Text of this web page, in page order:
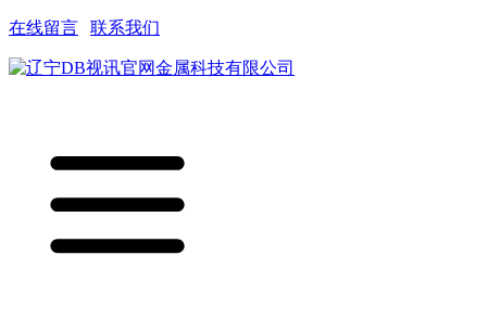
在线留言 联系我们